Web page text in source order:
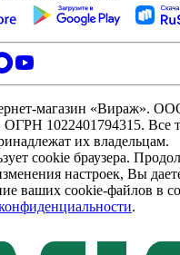
магазин «Вираж».
ОГРН 1022401794315. Все
их владельцам.
cookie браузера.
настроек, Вы
ваших cookie-файлов в
.